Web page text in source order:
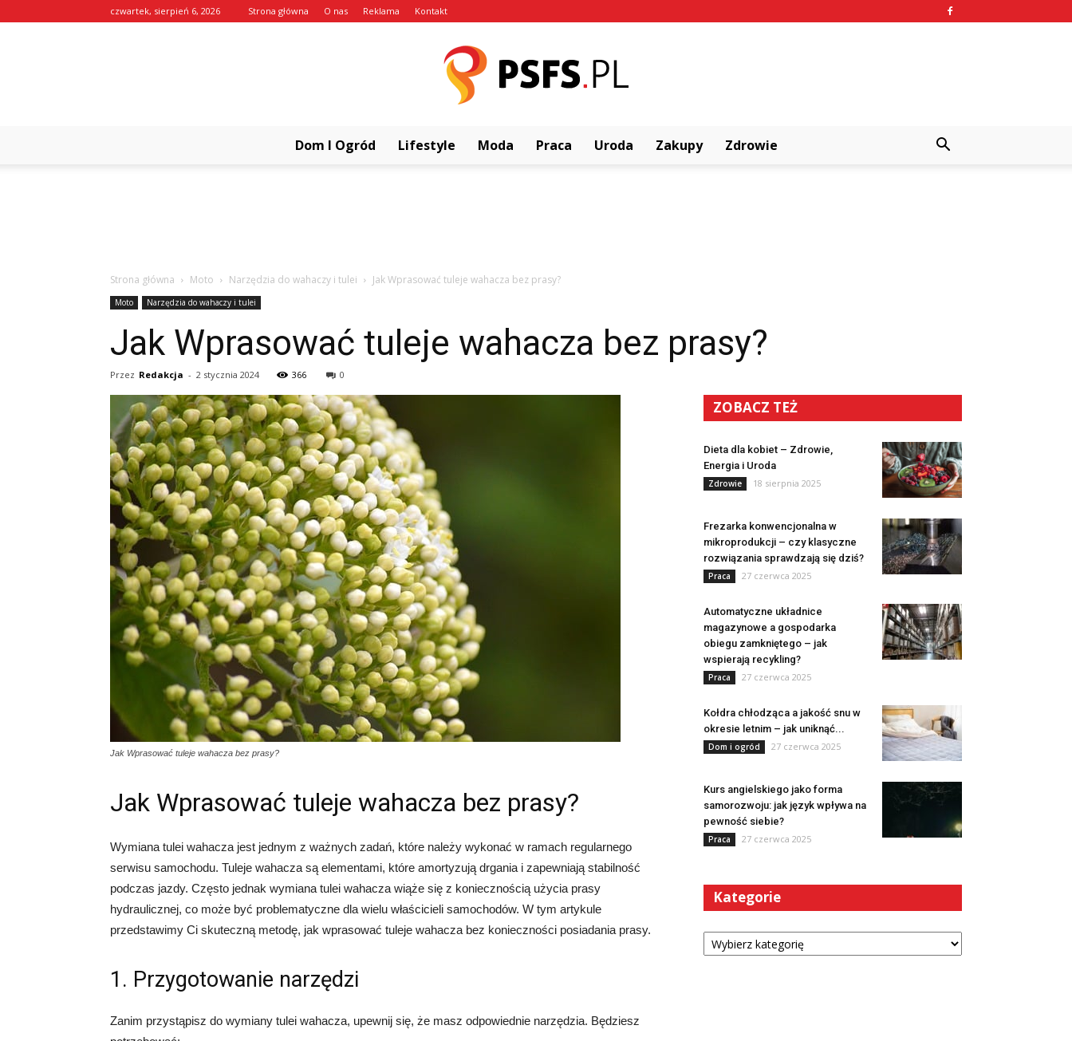
czwartek, sierpień 6, 2026 Strona główna O nas Reklama Kontakt
Dom I Ogród Lifestyle Moda Praca Uroda Zakupy Zdrowie
Strona główna Moto Narzędzia do wahaczy i tulei Jak Wprasować tuleje wahacza bez prasy?
Moto Narzędzia do wahaczy i tulei
Jak Wprasować tuleje wahacza bez prasy?
Przez Redakcja - 2 stycznia 2024 366 0
Jak Wprasować tuleje wahacza bez prasy?
Jak Wprasować tuleje wahacza bez prasy?
Wymiana tulei wahacza jest jednym z ważnych zadań, które należy wykonać w ramach regularnego
serwisu samochodu. Tuleje wahacza są elementami, które amortyzują drgania i zapewniają stabilność
podczas jazdy. Często jednak wymiana tulei wahacza wiąże się z koniecznością użycia prasy
hydraulicznej, co może być problematyczne dla wielu właścicieli samochodów. W tym artykule
przedstawimy Ci skuteczną metodę, jak wprasować tuleje wahacza bez konieczności posiadania prasy.
1. Przygotowanie narzędzi
Zanim przystąpisz do wymiany tulei wahacza, upewnij się, że masz odpowiednie narzędzia. Będziesz
ZOBACZ TEŻ
Dieta dla kobiet – Zdrowie,
Energia i Uroda
Zdrowie 18 sierpnia 2025
Frezarka konwencjonalna w
mikroprodukcji – czy klasyczne
rozwiązania sprawdzają się dziś?
Praca 27 czerwca 2025
Automatyczne układnice
magazynowe a gospodarka
obiegu zamkniętego – jak
wspierają recykling?
Praca 27 czerwca 2025
Kołdra chłodząca a jakość snu w
okresie letnim – jak uniknąć...
Dom i ogród 27 czerwca 2025
Kurs angielskiego jako forma
samorozwoju: jak język wpływa na
pewność siebie?
Praca 27 czerwca 2025
Kategorie
Kategorie